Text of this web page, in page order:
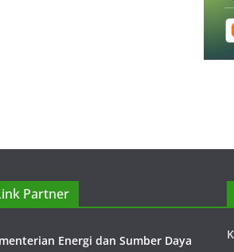
Partner
Energi dan Sumber Daya